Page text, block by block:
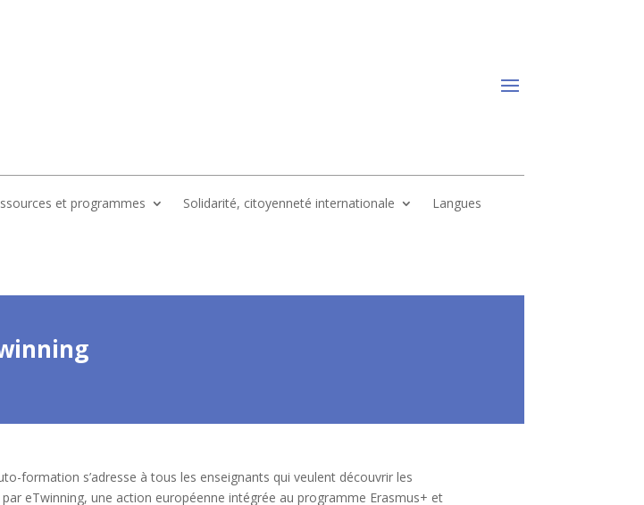
et programmes Solidarité, citoyenneté internationale
Langues
formation s’adresse à tous les enseignants qui veulent découvrir les
eTwinning, une action européenne intégrée au programme Erasmus+ et